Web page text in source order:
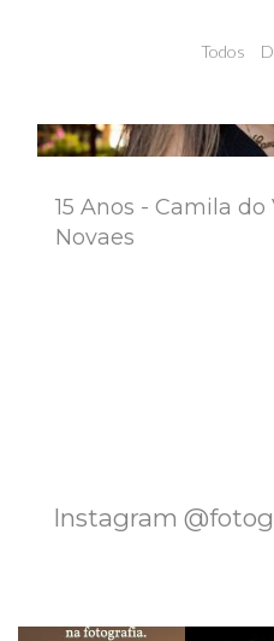
Todos
15 Anos - Camila do
Novaes
Instagram